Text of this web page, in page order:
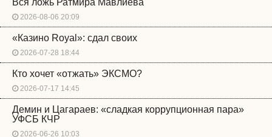
2026-08-06 20:09
«Казино Royal»: сдал своих
2026-07-28 18:44
Кто хочет «отжать» ЭКСМО?
2026-07-17 14:45
Демин и Цагараев: «сладкая коррупционная пара»
УФСБ КЧР
2026-06-26 10:03